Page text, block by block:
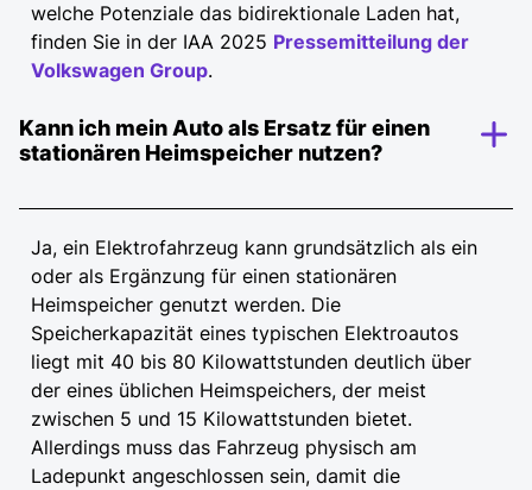
welche Potenziale das bidirektionale Laden hat,
finden Sie in der IAA 2025 Pressemitteilung der
Volkswagen Group.
Kann ich mein Auto als Ersatz für einen
stationären Heimspeicher nutzen?
Ja, ein Elektrofahrzeug kann grundsätzlich als ein
oder als Ergänzung für einen stationären
Heimspeicher genutzt werden. Die
Speicherkapazität eines typischen Elektroautos
liegt mit 40 bis 80 Kilowattstunden deutlich über
der eines üblichen Heimspeichers, der meist
zwischen 5 und 15 Kilowattstunden bietet.
Allerdings muss das Fahrzeug physisch am
Ladepunkt angeschlossen sein, damit die